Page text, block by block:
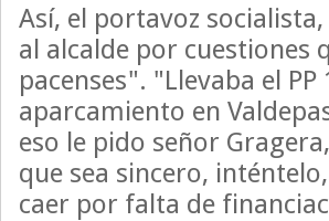
Así, el portavoz
al alcalde por cuestiones
pacenses". "Llevaba el
aparcamiento en
eso le pido señor
que sea sincero,
caer por falta de